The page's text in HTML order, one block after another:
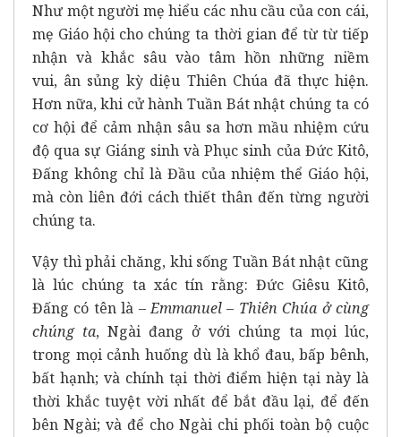
Như một người mẹ hiểu các nhu cầu của con cái,
mẹ Giáo hội cho chúng ta thời gian để từ từ tiếp
nhận và khắc sâu vào tâm hồn những niềm
vui, ân sủng kỳ diệu Thiên Chúa đã thực hiện.
Hơn nữa, khi cử hành Tuần Bát nhật chúng ta có
cơ hội để cảm nhận sâu sa hơn mầu nhiệm cứu
độ qua sự Giáng sinh và Phục sinh của Đức Kitô,
Đấng không chỉ là Đầu của nhiệm thể Giáo hội,
mà còn liên đới cách thiết thân đến từng người
chúng ta.
Vậy thì phải chăng, khi sống Tuần Bát nhật cũng
là lúc chúng ta xác tín rằng: Đức Giêsu Kitô,
Đấng có tên là –Emmanuel – Thiên Chúa ở cùng
chúng ta, Ngài đang ở với chúng ta mọi lúc,
trong mọi cảnh huống dù là khổ đau, bấp bênh,
bất hạnh; và chính tại thời điểm hiện tại này là
thời khắc tuyệt vời nhất để bắt đầu lại, để đến
bên Ngài; và để cho Ngài chi phối toàn bộ cuộc